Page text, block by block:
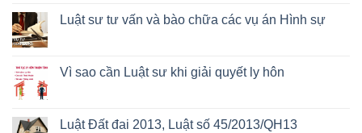
Luật sư tư vấn và bào chữa các vụ án Hình sự
Vì sao cần Luật sư khi giải quyết ly hôn
Luật Đất đai 2013, Luật số 45/2013/QH13